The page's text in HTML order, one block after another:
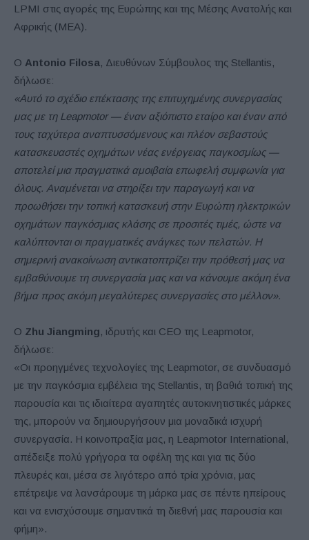
LPMI στις αγορές της Ευρώπης και της Μέσης Ανατολής και
Αφρικής (MEA).
Ο Antonio Filosa, Διευθύνων Σύμβουλος της Stellantis,
δήλωσε:
«Αυτό το σχέδιο επέκτασης της επιτυχημένης συνεργασίας
μας με τη Leapmotor — έναν αξιόπιστο εταίρο και έναν από
τους ταχύτερα αναπτυσσόμενους και πλέον σεβαστούς
κατασκευαστές οχημάτων νέας ενέργειας παγκοσμίως —
αποτελεί μια πραγματικά αμοιβαία επωφελή συμφωνία για
όλους. Αναμένεται να στηρίξει την παραγωγή και να
προωθήσει την τοπική κατασκευή στην Ευρώπη ηλεκτρικών
οχημάτων παγκόσμιας κλάσης σε προσιτές τιμές, ώστε να
καλύπτονται οι πραγματικές ανάγκες των πελατών. Η
σημερινή ανακοίνωση αντικατοπτρίζει την πρόθεσή μας να
εμβαθύνουμε τη συνεργασία μας και να κάνουμε ακόμη ένα
βήμα προς ακόμη μεγαλύτερες συνεργασίες στο μέλλον».
Ο Zhu Jiangming, ιδρυτής και CEO της Leapmotor,
δήλωσε:
«Οι προηγμένες τεχνολογίες της Leapmotor, σε συνδυασμό
με την παγκόσμια εμβέλεια της Stellantis, τη βαθιά τοπική της
παρουσία και τις ιδιαίτερα αγαπητές αυτοκινητιστικές μάρκες
της, μπορούν να δημιουργήσουν μια μοναδικά ισχυρή
συνεργασία. Η κοινοπραξία μας, η Leapmotor International,
απέδειξε πολύ γρήγορα τα οφέλη της και για τις δύο
πλευρές και, μέσα σε λιγότερο από τρία χρόνια, μας
επέτρεψε να λανσάρουμε τη μάρκα μας σε πέντε ηπείρους
και να ενισχύσουμε σημαντικά τη διεθνή μας παρουσία και
φήμη».